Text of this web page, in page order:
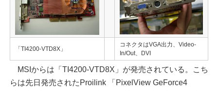
「TI4200-VTD8X」
コネクタはVGA出力、Video-
In/Out、DVI
MSIからは「TI4200-VTD8X」が発売されている。こち
らは先日発売されたProilink 「PixelView GeForce4